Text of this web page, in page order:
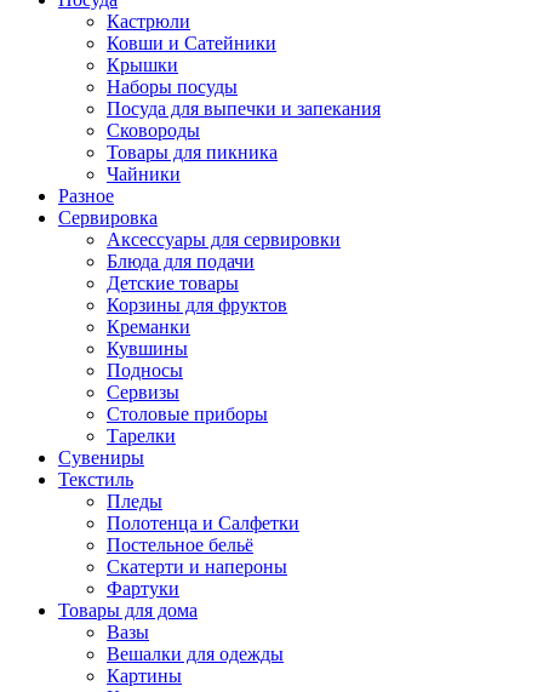
Кастрюли
Ковши и Сатейники
Крышки
Наборы посуды
Посуда для выпечки и запекания
Сковороды
Товары для пикника
Чайники
Разное
Сервировка
Аксессуары для сервировки
Блюда для подачи
Детские товары
Корзины для фруктов
Креманки
Кувшины
Подносы
Сервизы
Столовые приборы
Тарелки
Сувениры
Текстиль
Пледы
Полотенца и Салфетки
Постельное бельё
Скатерти и напероны
Фартуки
Товары для дома
Вазы
Вешалки для одежды
Картины